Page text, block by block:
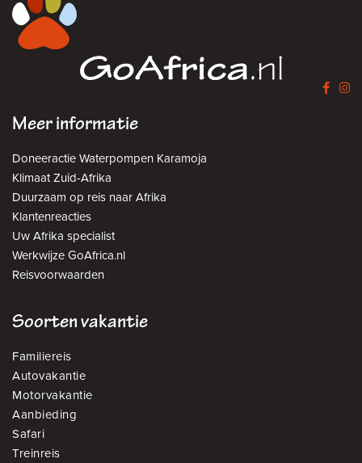
Meer informatie
Doneeractie Waterpompen Karamoja
Klimaat Zuid-Afrika
Duurzaam op reis naar Afrika
Klantenreacties
Uw Afrika specialist
Werkwijze GoAfrica.nl
Reisvoorwaarden
Soorten vakantie
Familiereis
Autovakantie
Motorvakantie
Aanbieding
Safari
Treinreis